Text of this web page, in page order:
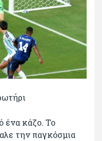
ένα κάζο. Το
την παγκόσμια